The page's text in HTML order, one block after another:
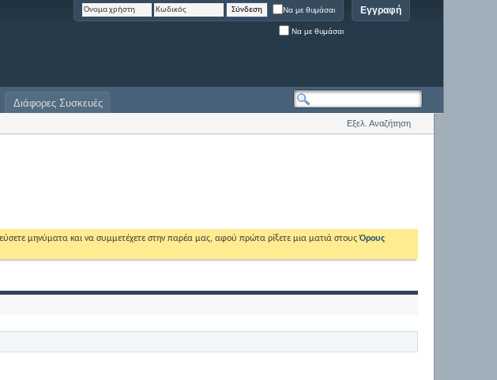
Εγγραφή
Να με θυμάσαι
Να με θυμάσαι
Διάφορες Συσκευές
Εξελ. Αναζήτηση
μηνύματα και να συμμετέχετε στην παρέα μας, αφού πρώτα ρίξετε μια ματιά στουςΌρους